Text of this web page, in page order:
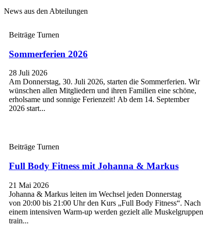
News aus den Abteilungen
Beiträge Turnen
Sommerferien 2026
28 Juli 2026
Am Donnerstag, 30. Juli 2026, starten die Sommerferien. Wir
wünschen allen Mitgliedern und ihren Familien eine schöne,
erholsame und sonnige Ferienzeit! Ab dem 14. September
2026 start...
Beiträge Turnen
Full Body Fitness mit Johanna & Markus
21 Mai 2026
Johanna & Markus leiten im Wechsel jeden Donnerstag
von 20:00 bis 21:00 Uhr den Kurs „Full Body Fitness“. Nach
einem intensiven Warm-up werden gezielt alle Muskelgruppen
train...